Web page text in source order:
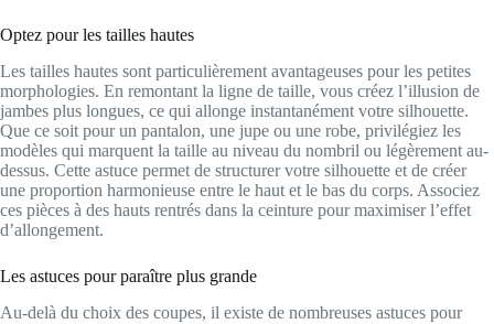
Optez pour les tailles hautes
Les tailles hautes sont particulièrement avantageuses pour les petites
morphologies. En remontant la ligne de taille, vous créez l’illusion de
jambes plus longues, ce qui allonge instantanément votre silhouette.
Que ce soit pour un pantalon, une jupe ou une robe, privilégiez les
modèles qui marquent la taille au niveau du nombril ou légèrement au-
dessus. Cette astuce permet de structurer votre silhouette et de créer
une proportion harmonieuse entre le haut et le bas du corps. Associez
ces pièces à des hauts rentrés dans la ceinture pour maximiser l’effet
d’allongement.
Les astuces pour paraître plus grande
Au-delà du choix des coupes, il existe de nombreuses astuces pour